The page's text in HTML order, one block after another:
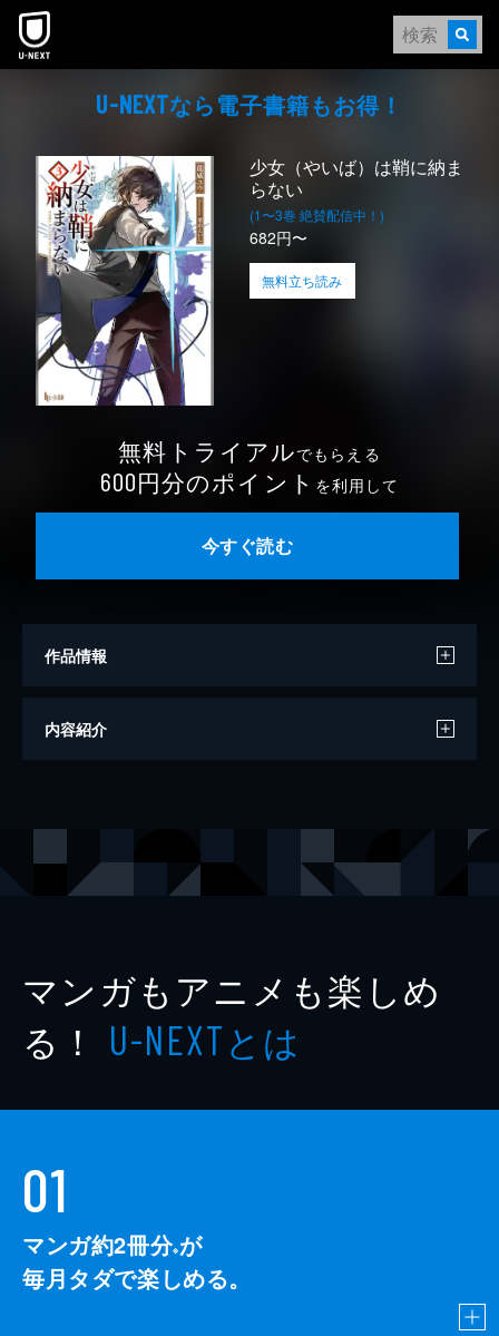
本文へスキップ
U-NEXTなら電⼦書籍もお得！
少女（やいば）は鞘に納ま
らない
(1〜3巻 絶賛配信中！)
682円〜
無料立ち読み
無料トライアルでもらえる
600円分のポイント を利用して
今すぐ読む
作品情報
著者
内容紹介
マンガもアニメも楽しめ
る！ U-NEXTとは
01
マンガ約2冊分※が
毎月タダで楽しめる。